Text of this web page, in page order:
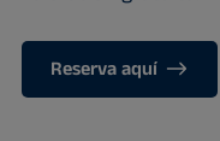
Reserva aquí